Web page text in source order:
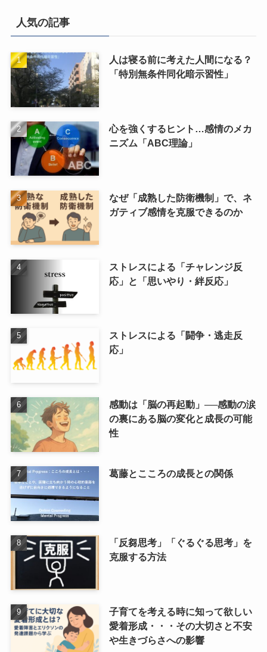
人気の記事
人は寝る前に考えた人間になる？
「特別無条件同化暗示習性」
心を強くするヒント…感情のメカ
ニズム「ABC理論」
なぜ「成熟した防衛機制」で、ネ
ガティブ感情を克服できるのか
ストレスによる「チャレンジ反
応」と「思いやり・絆反応」
ストレスによる「闘争・逃走反
応」
感動は「脳の再起動」──感動の涙
の裏にある脳の変化と成長の可能
性
葛藤とこころの成長との関係
「反芻思考」「ぐるぐる思考」を
克服する方法
子育てを考える時に知って欲しい
愛着形成・・・その大切さと不安
や生きづらさへの影響